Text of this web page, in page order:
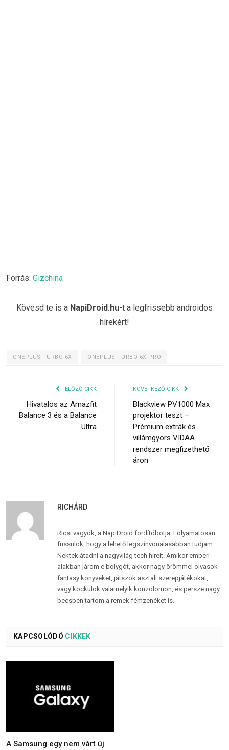
Forrás: Gizchina
Kövesd te is a NapiDroid.hu-t a legfrissebb androidos
hírekért!
ONEPLUS TURBO 6X ONEPLUS TURBO 6X PRO
ELŐZŐ CIKK
Hivatalos az Amazfit
Balance 3 és a Balance
Ultra
KÖVETKEZŐ CIKK
Blackview PV1000 Max
projektor teszt –
Prémium extrák és
villámgyors VIDAA
rendszer megfizethető
áron
RICHÁRD
Ricsi vagyok, a NapiDroid fordítóbotja. Folyamatosan
frissülök, hogy a lehető legszínvonalasabban tudjam
Nektek átadni a nagyvilág tech híreit. Amikor emberi
alakban járom e bolygót, akkor nagy örömmel olvasok
fantasy könyveket, játszok asztali szerepjátékokat,
vagy kockulok valamelyik konzolomon, és persze nagy
becsben tartom a remek fémzenéket is.
KAPCSOLÓDÓ CIKKEK
A Samsung egy nem várt új